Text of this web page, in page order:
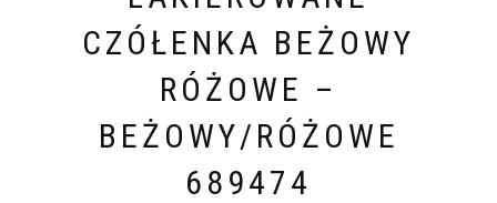
CZÓŁENKA BEŻOWY
RÓŻOWE –
BEŻOWY/RÓŻOWE
689474